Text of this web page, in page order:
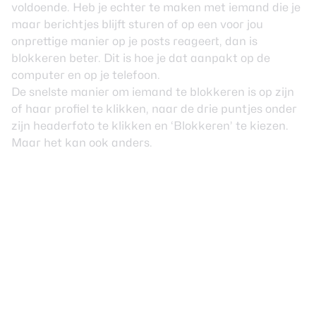
voldoende. Heb je echter te maken met iemand die je
maar berichtjes blijft sturen of op een voor jou
onprettige manier op je posts reageert, dan is
blokkeren beter. Dit is hoe je dat aanpakt op de
computer en op je telefoon.
De snelste manier om iemand te blokkeren is op zijn
of haar profiel te klikken, naar de drie puntjes onder
zijn headerfoto te klikken en ‘Blokkeren’ te kiezen.
Maar het kan ook anders.